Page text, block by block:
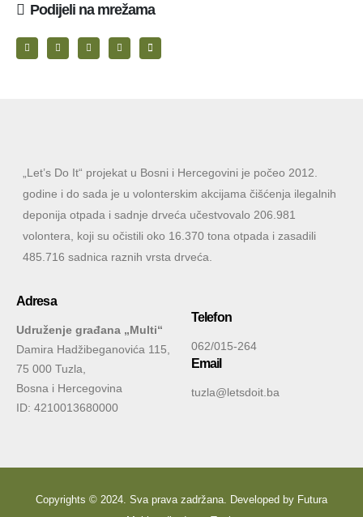
Podijeli na mrežama
„Let’s Do It“ projekat u Bosni i Hercegovini je počeo 2012.
godine i do sada je u volonterskim akcijama čišćenja ilegalnih
deponija otpada i sadnje drveća učestvovalo 206.981
volontera, koji su očistili oko 16.370 tona otpada i zasadili
485.716 sadnica raznih vrsta drveća.
Adresa
Udruženje građana „Multi“
Damira Hadžibeganovića 115,
75 000 Tuzla,
Bosna i Hercegovina
ID: 4210013680000
Telefon
062/015-264
Email
tuzla@letsdoit.ba
Copyrights © 2024. Sva prava zadržana. Developed by Futura